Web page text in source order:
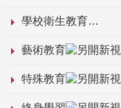
學校衛生教育
藝術教育
特殊教育